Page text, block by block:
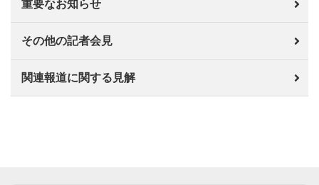
重要なお知らせ
その他の記者会見
関連報道に関する見解